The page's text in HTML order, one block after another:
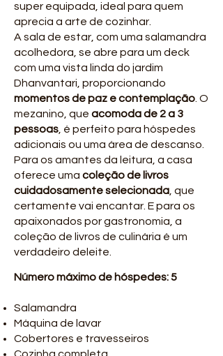
super equipada, ideal para quem
aprecia a arte de cozinhar.
A sala de estar, com uma salamandra
acolhedora, se abre para um deck
com uma vista linda do jardim
Dhanvantari, proporcionando
momentos de paz e contemplação . O
mezanino, que acomoda de 2 a 3
pessoas , é perfeito para hóspedes
adicionais ou uma área de descanso.
Para os amantes da leitura, a casa
oferece uma coleção de livros
cuidadosamente selecionada , que
certamente vai encantar. E para os
apaixonados por gastronomia, a
coleção de livros de culinária é um
verdadeiro deleite.
Número máximo de hóspedes: 5
Salamandra
Máquina de lavar
Cobertores e travesseiros